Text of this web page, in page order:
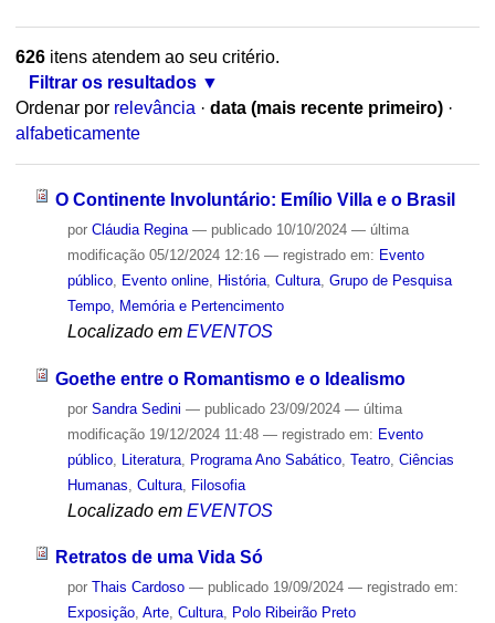
626itens atendem ao seu critério.
Filtrar os resultados
Ordenar por relevância · data (mais recente primeiro) ·
alfabeticamente
O Continente Involuntário: Emílio Villa e o Brasil
por Cláudia Regina — publicado10/10/2024 — última
modificação05/12/2024 12:16 — registrado em: Evento
público, Evento online, História, Cultura, Grupo de Pesquisa
Tempo, Memória e Pertencimento
Localizado em EVENTOS
Goethe entre o Romantismo e o Idealismo
por Sandra Sedini — publicado23/09/2024 — última
modificação19/12/2024 11:48 — registrado em: Evento
público, Literatura, Programa Ano Sabático, Teatro, Ciências
Humanas Cultura, Filosofia
Localizado em EVENTOS
Retratos de uma Vida Só
por Thais Cardoso — publicado19/09/2024 — registrado em:
Exposição, Arte, Cultura, Polo Ribeirão Preto